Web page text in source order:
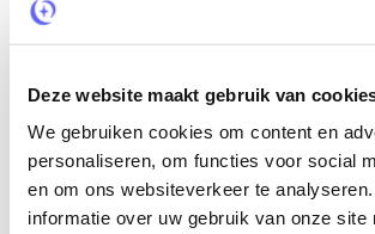
Deze website maakt gebruik van
We gebruiken cookies om content en
personaliseren, om functies voor social
en om ons websiteverkeer te
informatie over uw gebruik van onze site
een te gek uitzicht kom je hier natuurlijk
anders: het vrijstaande bad. Dit
waar oud op een fantastische manier is
nieuw. Moet op je bucketlist!